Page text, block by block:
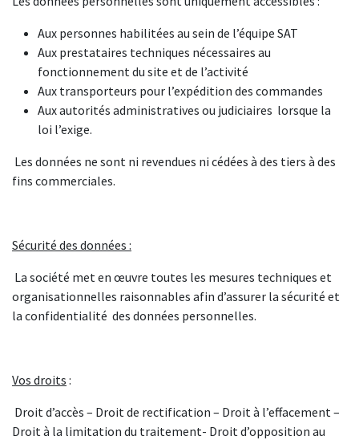
Aux personnes habilitées au sein de l’équipe SAT
Aux prestataires techniques nécessaires au
fonctionnement du site et de l’activité
Aux transporteurs pour l’expédition des commandes
Aux autorités administratives ou judiciaires lorsque la
loi l’exige.
Les données ne sont ni revendues ni cédées à des tiers à des
fins commerciales.
Sécurité des données :
La société met en œuvre toutes les mesures techniques et
organisationnelles raisonnables afin d’assurer la sécurité et
la confidentialité des données personnelles.
Vos droits :
Droit d’accès – Droit de rectification – Droit à l’effacement –
Droit à la limitation du traitement- Droit d’opposition au